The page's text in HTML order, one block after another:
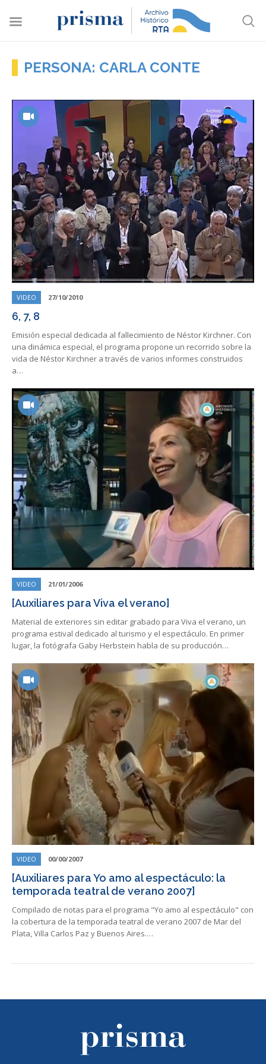
PERSONA: CARLA CONTE
VIDEO 27/10/2010
6, 7, 8
Emisión especial dedicada al fallecimiento de Néstor Kirchner. Con
una dinámica especial, el programa propone un recorrido sobre la
vida de Néstor Kirchner a través de varios informes construidos
a…
VIDEO 21/01/2006
[Auxiliares para Viva el verano]
Material de exteriores sin editar grabado para Viva el verano, un
programa estival dedicado al turismo y el espectáculo. En primer
lugar, la fotógrafa Gaby Herbstein habla de su producción…
VIDEO 00/00/2007
[Auxiliares para Yo amo al espectáculo: la
temporada teatral de verano 2007]
Compilado de notas para el programa "Yo amo al espectáculo" con
la cobertura de la temporada teatral de verano 2007 de Mar del
Plata, Villa Carlos Paz y Buenos Aires.…